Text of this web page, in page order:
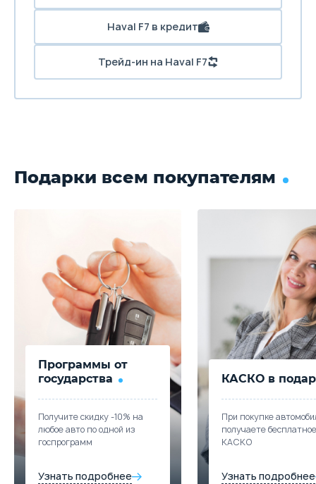
Haval F7 в кредит
Трейд-ин на Haval F7
Подарки всем покупателям
Программы от
государства
Получите скидку -10% на
любое авто по одной из
госпрограмм
Узнать подробнее
КАСКО в
При покупке
получаете бесплатное
КАСКО
Узнать подробнее